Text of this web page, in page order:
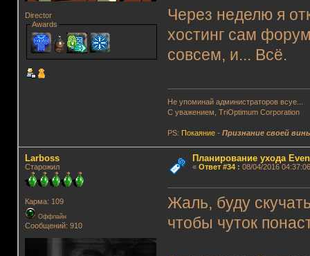
Director
Awards
Через неделю я
хостинг сам
совсем, и... Всё.
Не упоминай администраторов всуе...
С уважением, TriOptimum Corporation
PS: Покаяние -Признание своей
Lаrboss
Старожил
Карма: 109
Оффлайн
Сообщений: 910
Планирование ухода
« Ответ #34: 08/04/2016
Жаль, буду
чтобы чуток